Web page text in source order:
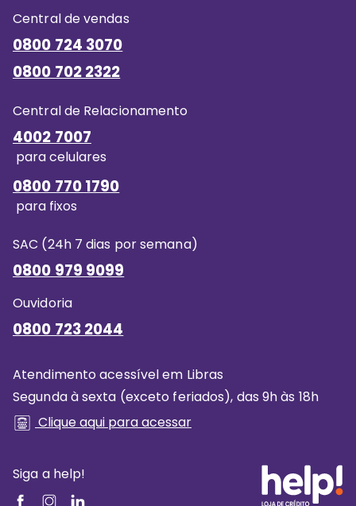
Siga a help!
Central de vendas
0800 724 3070
0800 702 2322
Central de Relacionamento
4002 7007
para celulares
0800 770 1790
para fixos
SAC (24h 7 dias por semana)
0800 979 9099
Ouvidoria
0800 723 2044
Atendimento acessível em Libras
Segunda à sexta (exceto feriados), das 9h às 18h
Clique aqui para acessar